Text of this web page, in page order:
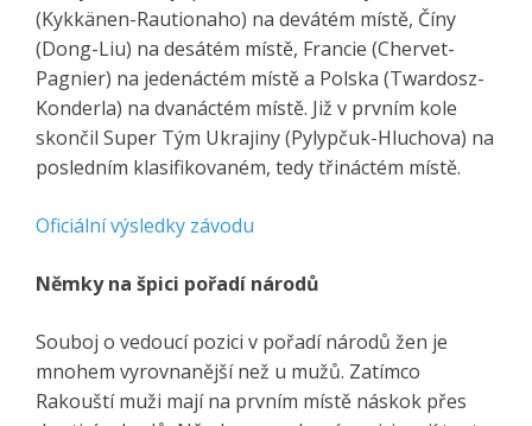
(Kykkänen-Rautionaho) na devátém místě, Číny
(Dong-Liu) na desátém místě, Francie (Chervet-
Pagnier) na jedenáctém místě a Polska (Twardosz-
Konderla) na dvanáctém místě. Již v prvním kole
skončil Super Tým Ukrajiny (Pylypčuk-Hluchova) na
posledním klasifikovaném, tedy třináctém místě.
Oficiální výsledky závodu
Němky na špici pořadí národů
Souboj o vedoucí pozici v pořadí národů žen je
mnohem vyrovnanější než u mužů. Zatímco
Rakouští muži mají na prvním místě náskok přes